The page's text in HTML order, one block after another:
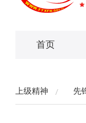
首页
上级精神 先